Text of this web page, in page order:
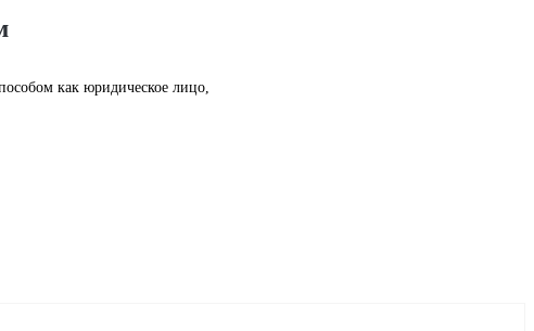
как юридическое лицо,